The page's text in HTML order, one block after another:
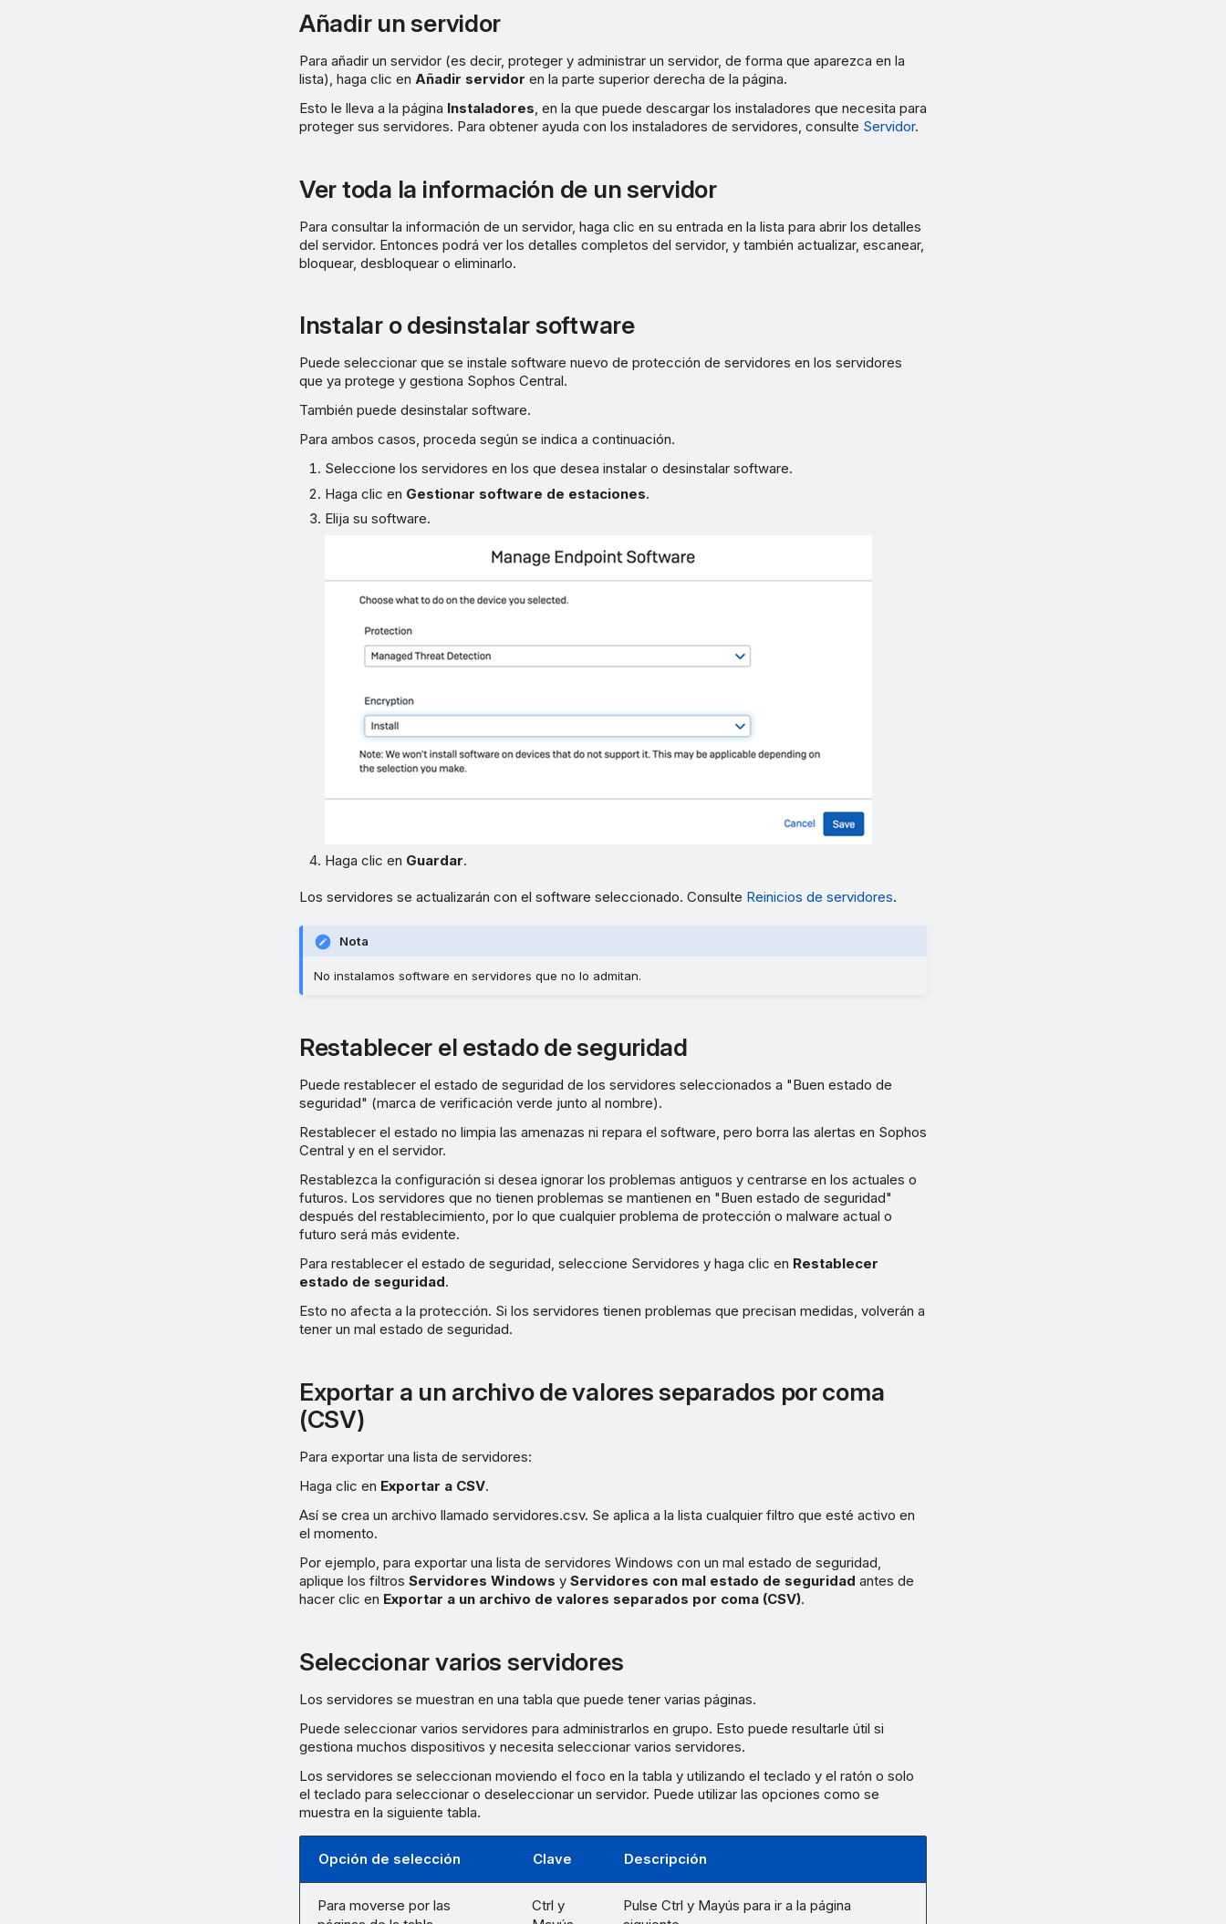
Añadir un servidor
Para añadir un servidor (es decir, proteger y administrar un servidor, de forma que aparezca en la
lista), haga clic en Añadir servidor en la parte superior derecha de la página.
Esto le lleva a la página Instaladores, en la que puede descargar los instaladores que necesita para
proteger sus servidores. Para obtener ayuda con los instaladores de servidores, consulte Servidor.
Ver toda la información de un servidor
Para consultar la información de un servidor, haga clic en su entrada en la lista para abrir los detalles
del servidor. Entonces podrá ver los detalles completos del servidor, y también actualizar, escanear,
bloquear, desbloquear o eliminarlo.
Instalar o desinstalar software
Puede seleccionar que se instale software nuevo de protección de servidores en los servidores
que ya protege y gestiona Sophos Central.
También puede desinstalar software.
Para ambos casos, proceda según se indica a continuación.
Seleccione los servidores en los que desea instalar o desinstalar software.
Haga clic en Gestionar software de estaciones.
Elija su software.
Haga clic en Guardar.
Los servidores se actualizarán con el software seleccionado. Consulte Reinicios de servidores.
Nota
No instalamos software en servidores que no lo admitan.
Restablecer el estado de seguridad
Puede restablecer el estado de seguridad de los servidores seleccionados a "Buen estado de
seguridad" (marca de verificación verde junto al nombre).
Restablecer el estado no limpia las amenazas ni repara el software, pero borra las alertas en Sophos
Central y en el servidor.
Restablezca la configuración si desea ignorar los problemas antiguos y centrarse en los actuales o
futuros. Los servidores que no tienen problemas se mantienen en "Buen estado de seguridad"
después del restablecimiento, por lo que cualquier problema de protección o malware actual o
futuro será más evidente.
Para restablecer el estado de seguridad, seleccione Servidores y haga clic en Restablecer
estado de seguridad.
Esto no afecta a la protección. Si los servidores tienen problemas que precisan medidas, volverán a
tener un mal estado de seguridad.
Exportar a un archivo de valores separados por coma
(CSV)
Para exportar una lista de servidores:
Haga clic en Exportar a CSV.
Así se crea un archivo llamado servidores.csv. Se aplica a la lista cualquier filtro que esté activo en
el momento.
Por ejemplo, para exportar una lista de servidores Windows con un mal estado de seguridad,
aplique los filtros Servidores Windows y Servidores con mal estado de seguridad antes de
hacer clic en Exportar a un archivo de valores separados por coma (CSV).
Seleccionar varios servidores
Los servidores se muestran en una tabla que puede tener varias páginas.
Puede seleccionar varios servidores para administrarlos en grupo. Esto puede resultarle útil si
gestiona muchos dispositivos y necesita seleccionar varios servidores.
Los servidores se seleccionan moviendo el foco en la tabla y utilizando el teclado y el ratón o solo
el teclado para seleccionar o deseleccionar un servidor. Puede utilizar las opciones como se
muestra en la siguiente tabla.
Opción de selección Clave Descripción
Para moverse por las
Ctrl y
Pulse Ctrl y Mayús para ir a la página